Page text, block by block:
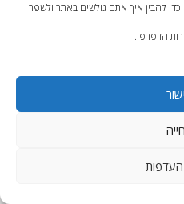
כדי להבין איך אתם גולשים באתר ולשפר
הדפדפן.
WordPress Theme: